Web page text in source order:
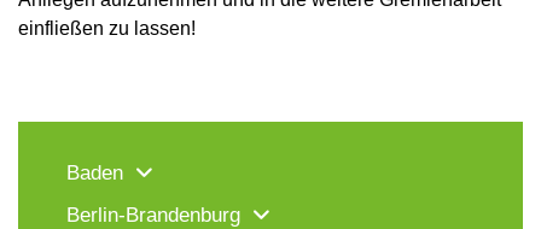
einfließen zu lassen!
Baden
Berlin-Brandenburg